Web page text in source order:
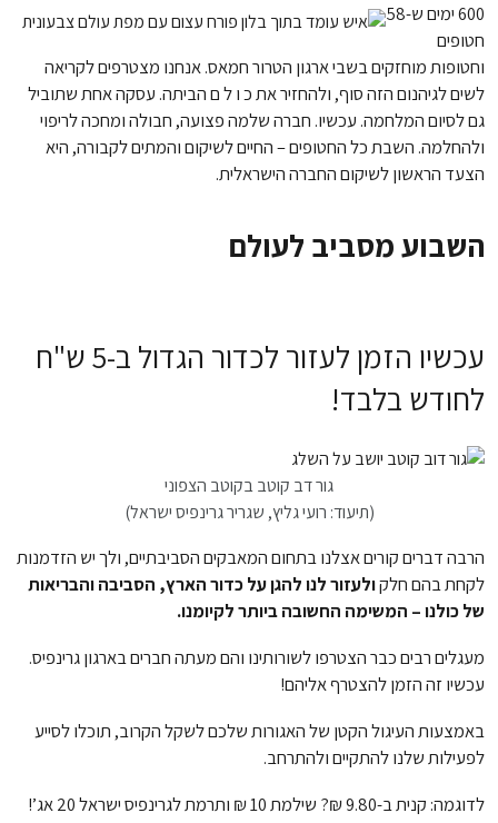
600 ימים ש-58
חטופים
וחטופות מוחזקים בשבי ארגון הטרור חמאס. אנחנו מצטרפים לקריאה
לשים לגיהנום הזה סוף, ולהחזיר את כ ו ל ם הביתה. עסקה אחת שתוביל
גם לסיום המלחמה. עכשיו. חברה שלמה פצועה, חבולה ומחכה לריפוי
ולהחלמה. השבת כל החטופים – החיים לשיקום והמתים לקבורה, היא
הצעד הראשון לשיקום החברה הישראלית.
השבוע מסביב לעולם
עכשיו הזמן לעזור לכדור הגדול ב-5 ש"ח
לחודש בלבד!
גור דב קוטב בקוטב הצפוני
(תיעוד: רועי גליץ, שגריר גרינפיס ישראל)
הרבה דברים קורים אצלנו בתחום המאבקים הסביבתיים, ולך יש הזדמנות
לקחת בהם חלקולעזור לנו להגן על כדור הארץ, הסביבה והבריאות
של כולנו – המשימה החשובה ביותר לקיומנו.
מעגלים רבים כבר הצטרפו לשורותינו והם מעתה חברים בארגון גרינפיס.
עכשיו זה הזמן להצטרף אליהם!
באמצעות העיגול הקטן של האגורות שלכם לשקל הקרוב, תוכלו לסייע
לפעילות שלנו להתקיים ולהתרחב.
לדוגמה: קנית ב-9.80 ₪? שילמת 10 ₪ ותרמת לגרינפיס ישראל 20 אג’!